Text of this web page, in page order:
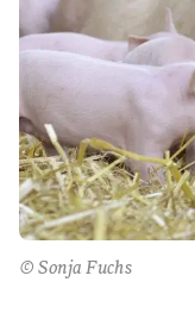
© Sonja Fuchs